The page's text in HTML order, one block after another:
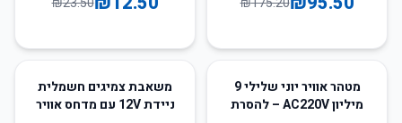
ושולחן עבודה
28
מטהר אוויר יוני שלילי 9
מיליון AC220V – להסרת
68
משאבת צמיגים חשמלית
ניידת 12V עם מדחס אוויר